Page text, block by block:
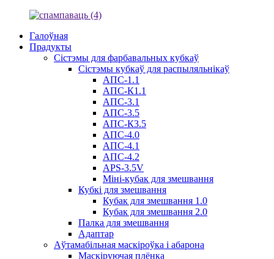
Галоўная
Прадукты
Сістэмы для фарбавальных кубкаў
Сістэмы кубкаў для распыляльнікаў
АПС-1.1
АПС-К1.1
АПС-3.1
АПС-3.5
АПС-К3.5
АПС-4.0
АПС-4.1
АПС-4.2
APS-3.5V
Міні-кубак для змешвання
Кубкі для змешвання
Кубак для змешвання 1.0
Кубак для змешвання 2.0
Палка для змешвання
Адаптар
Аўтамабільная маскіроўка і абарона
Маскіруючая плёнка